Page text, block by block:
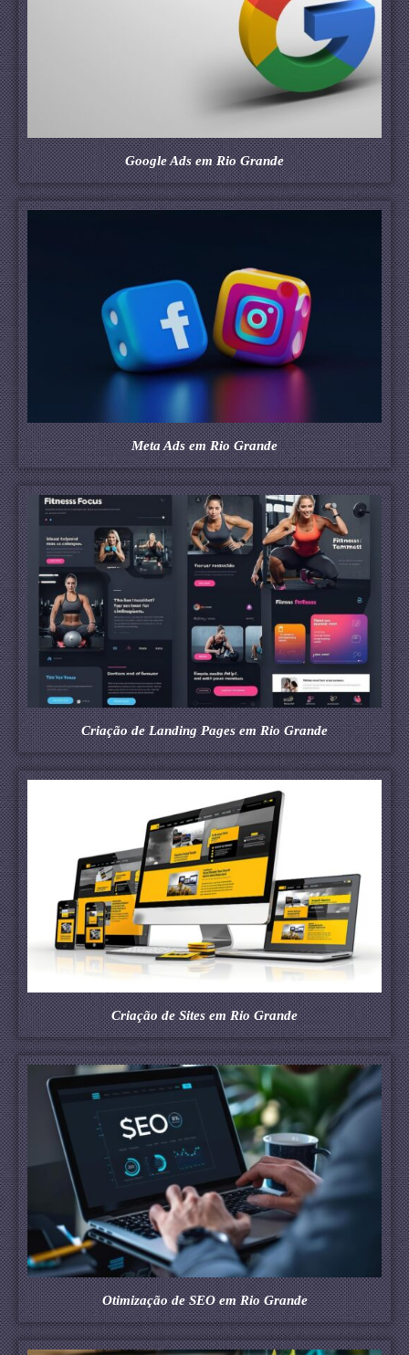
Google Ads em Rio Grande
Meta Ads em Rio Grande
Criação de Landing Pages em Rio Grande
Criação de Sites em Rio Grande
Otimização de SEO em Rio Grande